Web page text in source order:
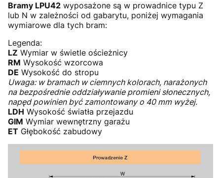
Bramy LPU42 wyposażone są w prowadnice typu Z
lub N w zależności od gabarytu, poniżej wymagania
wymiarowe dla tych bram:
Legenda:
LZ Wymiar w świetle ościeżnicy
RM Wysokość wzorcowa
DE Wysokość do stropu
Uwaga: w bramach w ciemnych kolorach, narażonych
na bezpośrednie oddziaływanie promieni słonecznych,
napęd powinien być zamontowany o 40 mm wyżej.
LDH Wysokość światła przejazdu
GIM Wymiar wewnętrzny garażu
ET Głębokość zabudowy